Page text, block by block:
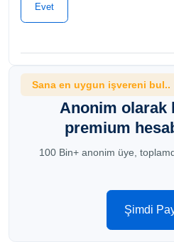
Evet
Sana en uygun işvereni bul..
Anonim olarak
premium
100 Bin+ anonim üye,
Şimdi